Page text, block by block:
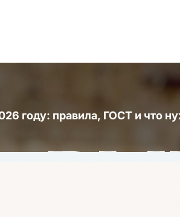
году: правила, ГОСТ и что